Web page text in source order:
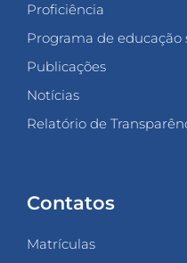
Proficiência
Programa de educação
Publicações
Notícias
Relatório de
Contatos
Matrículas